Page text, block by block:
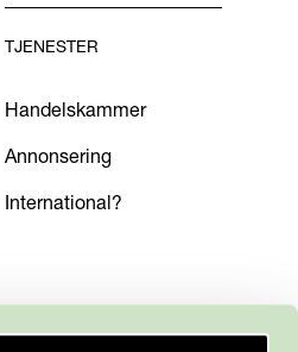
TJENESTER
Handelskammer
Annonsering
International?